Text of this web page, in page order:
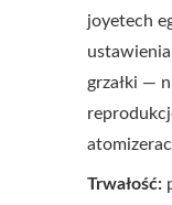
joyetech
grzałki —
Trwałość: